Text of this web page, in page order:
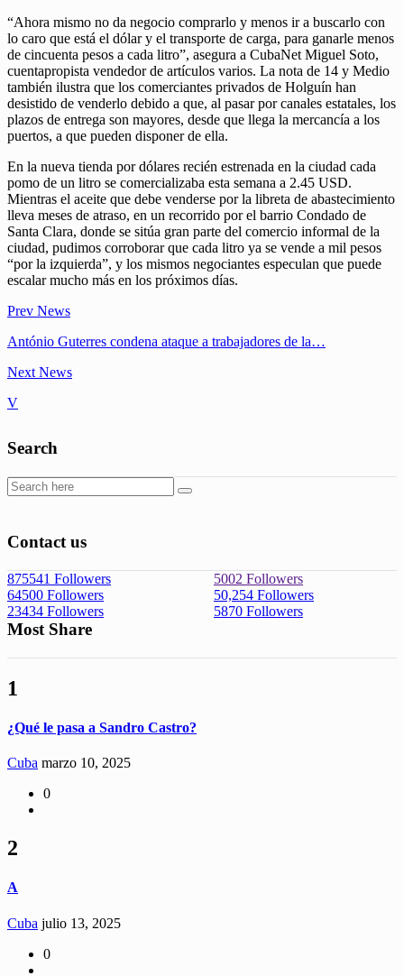
“Ahora mismo no da negocio comprarlo y menos ir a buscarlo con
lo caro que está el dólar y el transporte de carga, para ganarle menos
de cincuenta pesos a cada litro”, asegura a CubaNet Miguel Soto,
cuentapropista vendedor de artículos varios. La nota de 14 y Medio
también ilustra que los comerciantes privados de Holguín han
desistido de venderlo debido a que, al pasar por canales estatales, los
plazos de entrega son mayores, desde que llega la mercancía a los
puertos, a que pueden disponer de ella.
En la nueva tienda por dólares recién estrenada en la ciudad cada
pomo de un litro se comercializaba esta semana a 2.45 USD.
Mientras el aceite que debe venderse por la libreta de abastecimiento
lleva meses de atraso, en un recorrido por el barrio Condado de
Santa Clara, donde se sitúa gran parte del comercio informal de la
ciudad, pudimos corroborar que cada litro ya se vende a mil pesos
“por la izquierda”, y los mismos negociantes especulan que puede
escalar mucho más en los próximos días.
Prev News
António Guterres condena ataque a trabajadores de la…
Next News
V
Search
Contact us
875541 Followers 5002 Followers
64500 Followers 50,254 Followers
23434 Followers 5870 Followers
Most Share
1
¿Qué le pasa a Sandro Castro?
Cuba marzo 10, 2025
0
2
A
Cuba julio 13, 2025
0